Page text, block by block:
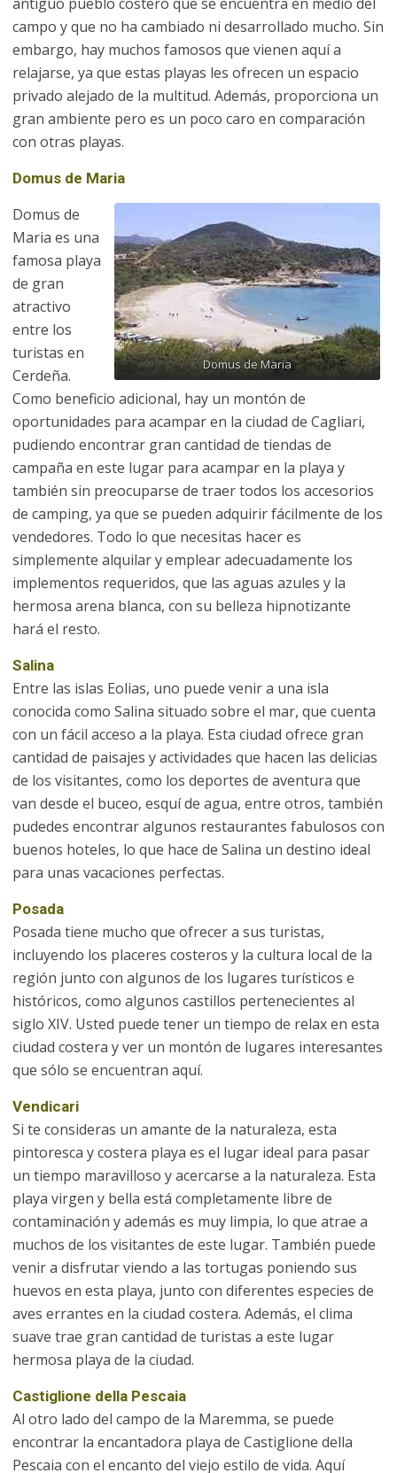
antiguo pueblo costero que se encuentra en medio del
campo y que no ha cambiado ni desarrollado mucho. Sin
embargo, hay muchos famosos que vienen aquí a
relajarse, ya que estas playas les ofrecen un espacio
privado alejado de la multitud. Además, proporciona un
gran ambiente pero es un poco caro en comparación
con otras playas.
Domus de Maria
Domus de Maria
Domus de
Maria es una
famosa playa
de gran
atractivo
entre los
turistas en
Cerdeña.
Como beneficio adicional, hay un montón de
oportunidades para acampar en la ciudad de Cagliari,
pudiendo encontrar gran cantidad de tiendas de
campaña en este lugar para acampar en la playa y
también sin preocuparse de traer todos los accesorios
de camping, ya que se pueden adquirir fácilmente de los
vendedores. Todo lo que necesitas hacer es
simplemente alquilar y emplear adecuadamente los
implementos requeridos, que las aguas azules y la
hermosa arena blanca, con su belleza hipnotizante
hará el resto.
Salina
Entre las islas Eolias, uno puede venir a una isla
conocida como Salina situado sobre el mar, que cuenta
con un fácil acceso a la playa. Esta ciudad ofrece gran
cantidad de paisajes y actividades que hacen las delicias
de los visitantes, como los deportes de aventura que
van desde el buceo, esquí de agua, entre otros, también
pudedes encontrar algunos restaurantes fabulosos con
buenos hoteles, lo que hace de Salina un destino ideal
para unas vacaciones perfectas.
Posada
Posada tiene mucho que ofrecer a sus turistas,
incluyendo los placeres costeros y la cultura local de la
región junto con algunos de los lugares turísticos e
históricos, como algunos castillos pertenecientes al
siglo XIV. Usted puede tener un tiempo de relax en esta
ciudad costera y ver un montón de lugares interesantes
que sólo se encuentran aquí.
Vendicari
Si te consideras un amante de la naturaleza, esta
pintoresca y costera playa es el lugar ideal para pasar
un tiempo maravilloso y acercarse a la naturaleza. Esta
playa virgen y bella está completamente libre de
contaminación y además es muy limpia, lo que atrae a
muchos de los visitantes de este lugar. También puede
venir a disfrutar viendo a las tortugas poniendo sus
huevos en esta playa, junto con diferentes especies de
aves errantes en la ciudad costera. Además, el clima
suave trae gran cantidad de turistas a este lugar
hermosa playa de la ciudad.
Castiglione della Pescaia
Al otro lado del campo de la Maremma, se puede
encontrar la encantadora playa de Castiglione della
Pescaia con el encanto del viejo estilo de vida. Aquí